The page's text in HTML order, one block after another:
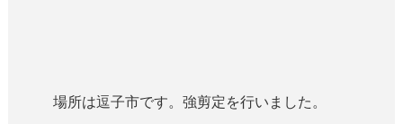
場所は逗子市です。強剪定を行いました。